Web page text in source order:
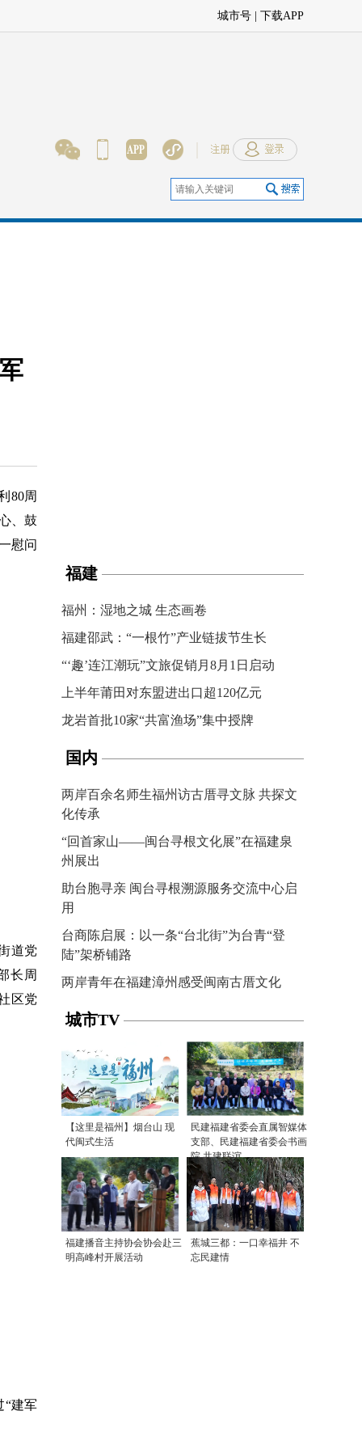
城市号 | 下载APP
80周
、鼓
慰问
道党
长周
区党
“建军
福建
福州：湿地之城 生态画卷
福建邵武：“一根竹”产业链拔节生长
“‘趣’连江潮玩”文旅促销月8月1日启动
上半年莆田对东盟进出口超120亿元
龙岩首批10家“共富渔场”集中授牌
国内
两岸百余名师生福州访古厝寻文脉 共探文
化传承
“回首家山——闽台寻根文化展”在福建泉
州展出
助台胞寻亲 闽台寻根溯源服务交流中心启
用
台商陈启展：以一条“台北街”为台青“登
陆”架桥铺路
两岸青年在福建漳州感受闽南古厝文化
城市TV
【这里是福州】烟台山 现
代闽式生活
民建福建省委会直属智媒体
支部、民建福建省委会书画
院 共建联谊
福建播音主持协会协会赴三
明高峰村开展活动
蕉城三都：一口幸福井 不
忘民建情